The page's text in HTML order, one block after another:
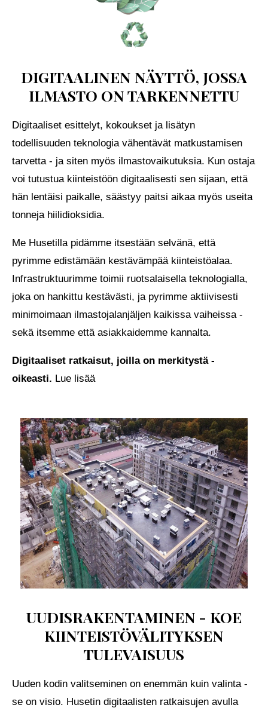
DIGITAALINEN NÄYTTÖ, JOSSA
ILMASTO ON TARKENNETTU
Digitaaliset esittelyt, kokoukset ja lisätyn
todellisuuden teknologia vähentävät matkustamisen
tarvetta - ja siten myös ilmastovaikutuksia. Kun ostaja
voi tutustua kiinteistöön digitaalisesti sen sijaan, että
hän lentäisi paikalle, säästyy paitsi aikaa myös useita
tonneja hiilidioksidia.
Me Husetilla pidämme itsestään selvänä, että
pyrimme edistämään kestävämpää kiinteistöalaa.
Infrastruktuurimme toimii ruotsalaisella teknologialla,
joka on hankittu kestävästi, ja pyrimme aktiivisesti
minimoimaan ilmastojalanjäljen kaikissa vaiheissa -
sekä itsemme että asiakkaidemme kannalta.
Digitaaliset ratkaisut, joilla on merkitystä -
oikeasti. Lue lisää
UUDISRAKENTAMINEN - KOE
KIINTEISTÖVÄLITYKSEN
TULEVAISUUS
Uuden kodin valitseminen on enemmän kuin valinta -
se on visio. Husetin digitaalisten ratkaisujen avulla